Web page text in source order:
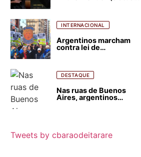
INTERNACIONAL
Argentinos marcham
contra lei de
florestais
DESTAQUE
Nas ruas de Buenos
Aires, argentinos
Tweets by cbaraodeitarare